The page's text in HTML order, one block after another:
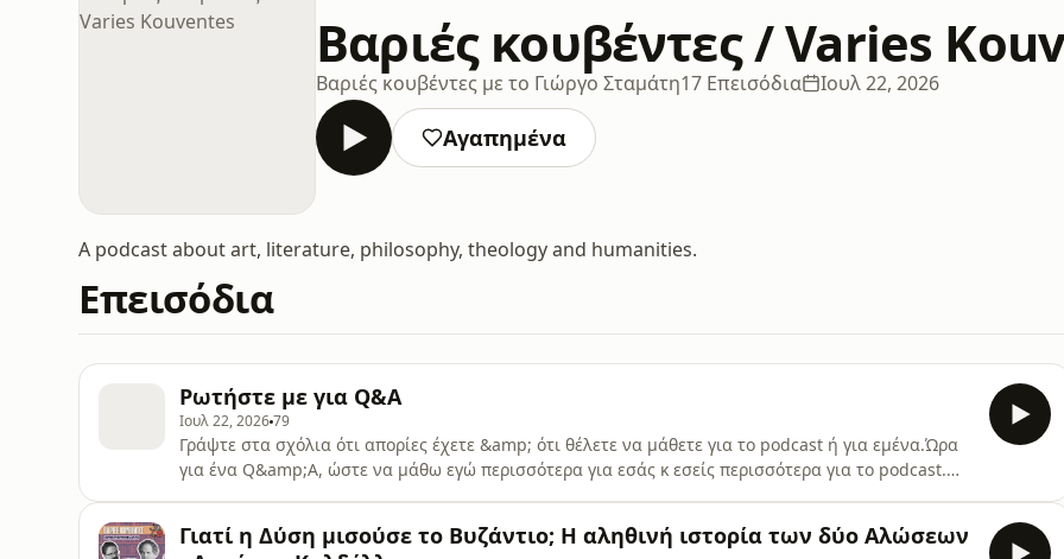
Βαριές κουβέντες / Varies
Βαριές κουβέντες με το Γιώργο Σταμάτη17 Επεισόδια Ιουλ 22, 2026
Αγαπημένα
A podcast about art, literature, philosophy, theology and humanities.
Επεισόδια
Ρωτήστε με για Q&A
Ιουλ 22, 202679
Γράψτε στα σχόλια ότι απορίες έχετε &amp; ότι θέλετε να μάθετε για το podcast ή για εμένα.Ώρα
για ένα Q&amp;A, ώστε να μάθω εγώ περισσότερα για εσάς κ εσείς περισσότερα για το podcast.
Γιατί η Δύση μισούσε το Βυζάντιο; Η αληθινή ιστορία των δύο Αλώσεων